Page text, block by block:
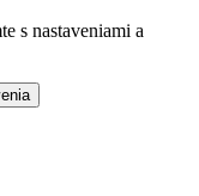
s nastaveniami a